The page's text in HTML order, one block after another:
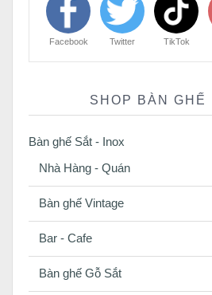
Facebook Twitter TikTok
SHOP BÀN GHẾ
Bàn ghế Sắt - Inox
Nhà Hàng - Quán
Bàn ghế Vintage
Bar - Cafe
Bàn ghế Gỗ Sắt